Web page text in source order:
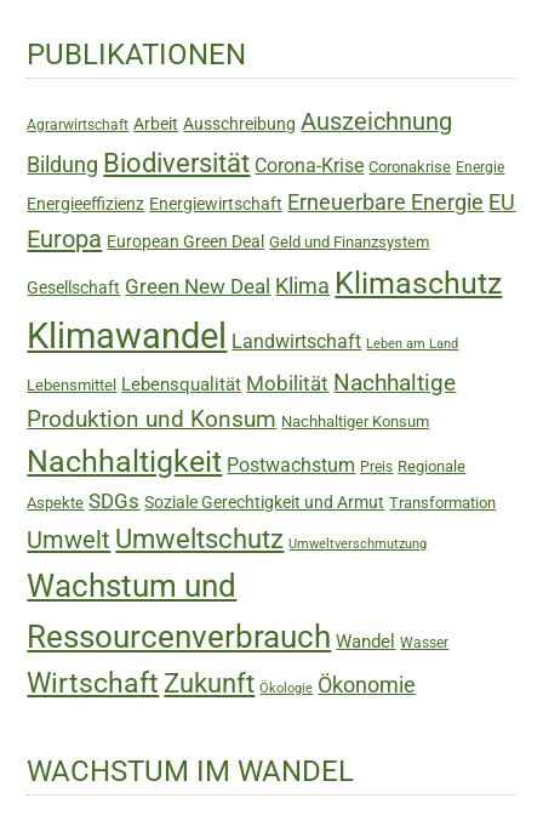
Haupt-
Sidebar
PUBLIKATIONEN
Agrarwirtschaft Arbeit Ausschreibung Auszeichnung
Bildung Biodiversität Corona-Krise Coronakrise Energie
Energieeffizienz Energiewirtschaft Erneuerbare Energie EU
Europa European Green Deal Geld und Finanzsystem
Gesellschaft Green New Deal Klima Klimaschutz
Klimawandel Landwirtschaft Leben am Land
Lebensmittel Lebensqualität Mobilität Nachhaltige
Produktion und Konsum Nachhaltiger Konsum
Nachhaltigkeit Postwachstum Preis Regionale
Aspekte SDGs Soziale Gerechtigkeit und Armut Transformation
Umwelt Umweltschutz Umweltverschmutzung
Wachstum und
Ressourcenverbrauch Wandel Wasser
Wirtschaft Zukunft Ökologie Ökonomie
WACHSTUM IM WANDEL